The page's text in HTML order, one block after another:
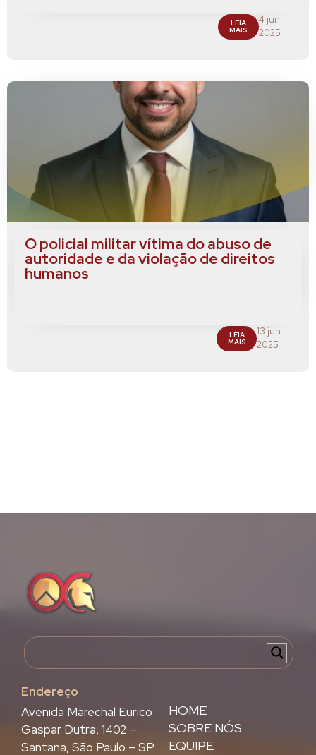
LEIA
MAIS
4 jun
2025
O policial militar vítima do abuso de
autoridade e da violação de direitos
humanos
LEIA
MAIS
13 jun
2025
Endereço
HOME
SOBRE NÓS
EQUIPE
Avenida Marechal Eurico
Gaspar Dutra, 1402 –
Santana, São Paulo – SP